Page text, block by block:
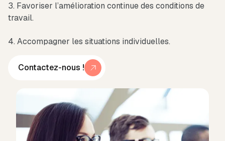
3. Favoriser l’amélioration continue des conditions de
travail.
4. Accompagner les situations individuelles.
Contactez-nous !